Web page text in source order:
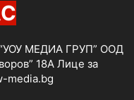
“УОУ МЕДИА ГРУП” ООД
18А Лице за
media.bg